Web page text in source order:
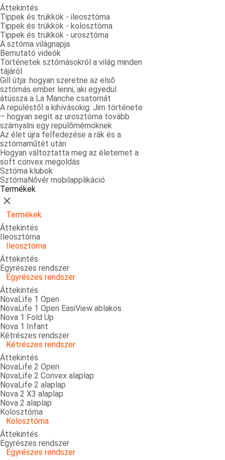
Áttekintés
Tippek és trükkök - ileosztóma
Tippek és trükkök - kolosztóma
Tippek és trükkök - urosztóma
A sztóma világnapja
Bemutató videók
Történetek sztómásokról a világ minden
tájáról
Gill útja: hogyan szeretne az első
sztómás ember lenni, aki egyedül
átússza a La Manche csatornát
A repüléstől a kihívásokig: Jim története
– hogyan segít az urosztóma tovább
szárnyalni egy repülőmérnöknek
Az élet újra felfedezése a rák és a
sztómaműtét után
Hogyan változtatta meg az életemet a
soft convex megoldás
Sztóma klubok
SztómaNővér mobilapplikáció
Termékek
Bezárás
Termékek
Áttekintés
Ileosztóma
Ileosztóma
Áttekintés
Egyrészes rendszer
Egyrészes rendszer
Áttekintés
NovaLife 1 Open
NovaLife 1 Open EasiView ablakos
Nova 1 Fold Up
Nova 1 Infant
Kétrészes rendszer
Kétrészes rendszer
Áttekintés
NovaLife 2 Open
NovaLife 2 Convex alaplap
NovaLife 2 alaplap
Nova 2 X3 alaplap
Nova 2 alaplap
Kolosztóma
Kolosztóma
Áttekintés
Egyrészes rendszer
Egyrészes rendszer